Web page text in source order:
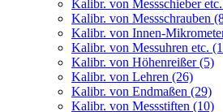
Kalibr. von Messschieber
Kalibr. von Messschrauben
Kalibr. von Innen-
Kalibr. von Messuhren etc.
Kalibr. von Höhenreißer (5)
Kalibr. von Lehren (26)
Kalibr. von Endmaßen (29)
Kalibr. von Messstiften (10)